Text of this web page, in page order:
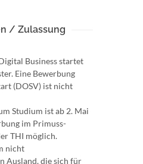
/ Zulassung
Business startet
Eine Bewerbung
(DOSV) ist nicht
Studium ist ab 2. Mai
im Primuss-
THI möglich.
nicht
Ausland, die sich für